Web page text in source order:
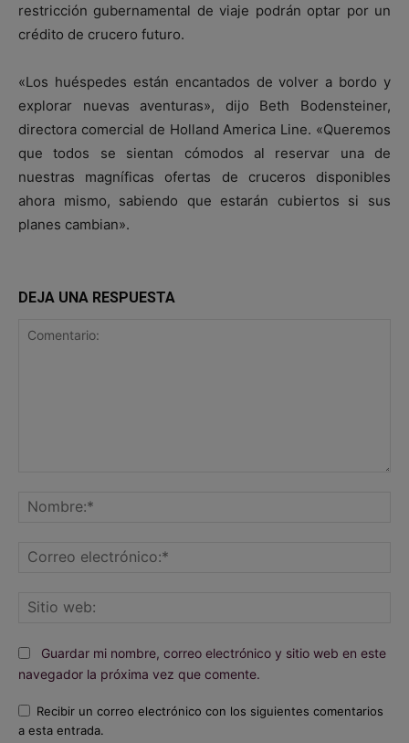
restricción gubernamental de viaje podrán optar por un
crédito de crucero futuro.
«Los huéspedes están encantados de volver a bordo y
explorar nuevas aventuras», dijo Beth Bodensteiner,
directora comercial de Holland America Line. «Queremos
que todos se sientan cómodos al reservar una de
nuestras magníficas ofertas de cruceros disponibles
ahora mismo, sabiendo que estarán cubiertos si sus
planes cambian».
DEJA UNA RESPUESTA
Guardar mi nombre, correo electrónico y sitio web en este
navegador la próxima vez que comente.
Recibir un correo electrónico con los siguientes comentarios
a esta entrada.